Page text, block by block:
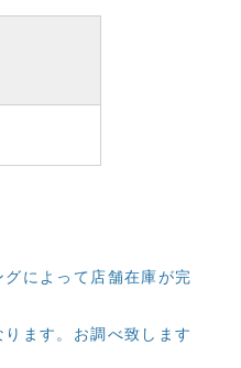
によって店舗在庫が完
ます。お調べ致します